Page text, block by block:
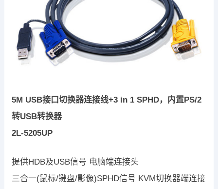
5M USB接口切换器连接线+3 in 1 SPHD，内置PS/2
转USB转换器
2L-5205UP
提供HDB及USB信号 电脑端连接头
三合一(鼠标/键盘/影像)SPHD信号 KVM切换器端连接